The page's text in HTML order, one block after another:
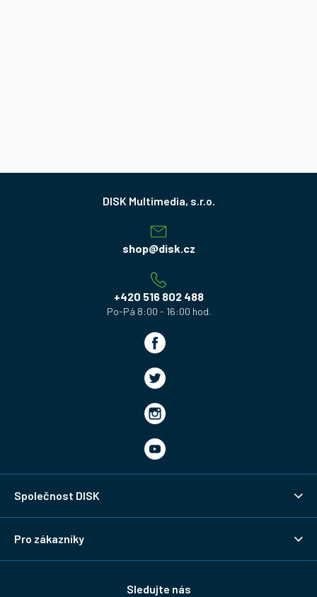
shop@disk.cz
+420 516 802 488
Společnost DISK
Pro zákazníky
Sledujte nás